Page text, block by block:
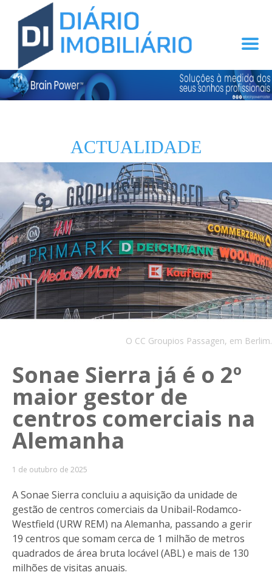
ACTUALIDADE
O CC Groupios Passagen, em Berlim.
Sonae Sierra já é o 2º
maior gestor de
centros comerciais na
Alemanha
1 de outubro de 2025
A Sonae Sierra concluiu a aquisição da unidade de
gestão de centros comerciais da Unibail-Rodamco-
Westfield (URW REM) na Alemanha, passando a gerir
19 centros que somam cerca de 1 milhão de metros
quadrados de área bruta locável (ABL) e mais de 130
milhões de visitas anuais.